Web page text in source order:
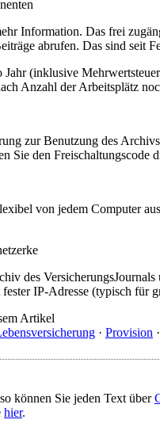
Information. Das frei
abrufen. Das sind
(inklusive
Anzahl der Arbeitsplätz
zur Benutzung des
Sie den
von jedem Computer
des
IP-Adresse (typisch für
Artikel
· Provision ·
können Sie jeden Text über
hier.